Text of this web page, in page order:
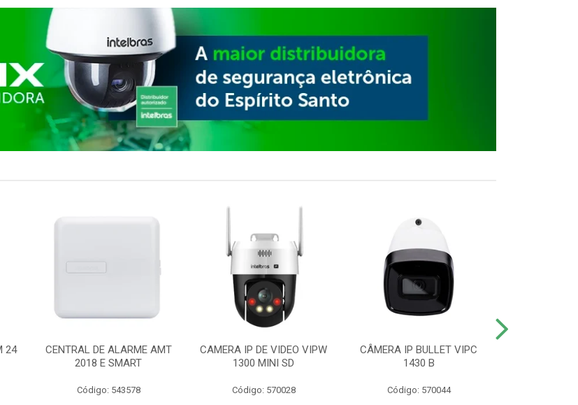
24
CENTRAL DE ALARME AMT
2018 E SMART
Código: 543578
CAMERA IP DE VIDEO VIPW
1300 MINI SD
Código: 570028
CÂMERA IP BULLET VIPC
1430 B
Código: 570044